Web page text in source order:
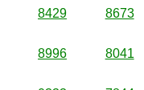
8429 8673
8996 8041